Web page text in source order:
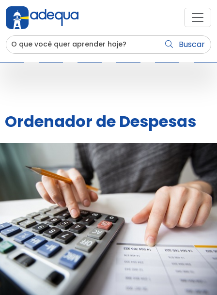
Buscar
Ordenador de Despesas